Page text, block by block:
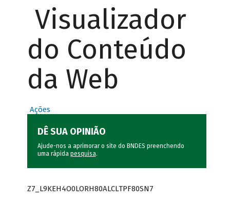
Visualizador
do Conteúdo
da Web
Ações
DÊ SUA OPINIÃO
Ajude-nos a aprimorar o site do BNDES preenchendo
uma rápida pesquisa.
Z7_L9KEH4O0LORH80ALCLTPF80SN7